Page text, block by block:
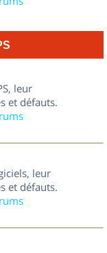
leur
et défauts.
leur
et défauts.